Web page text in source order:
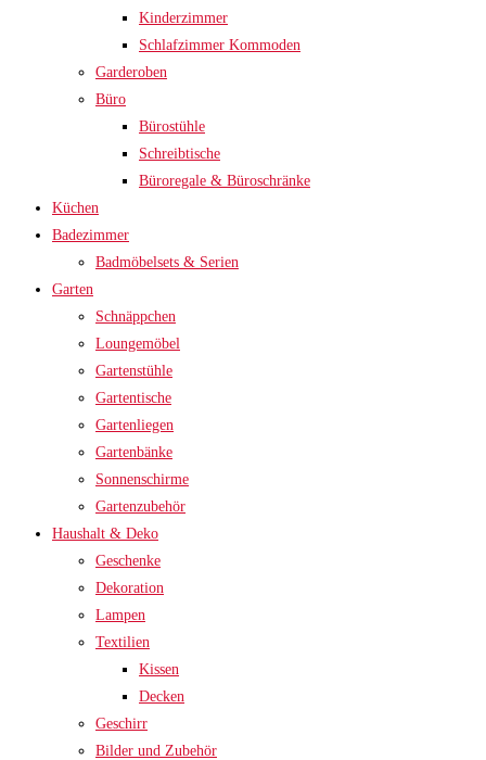
Kinderzimmer
Schlafzimmer Kommoden
Garderoben
Büro
Bürostühle
Schreibtische
Büroregale & Büroschränke
Küchen
Badezimmer
Badmöbelsets & Serien
Garten
Schnäppchen
Loungemöbel
Gartenstühle
Gartentische
Gartenliegen
Gartenbänke
Sonnenschirme
Gartenzubehör
Haushalt & Deko
Geschenke
Dekoration
Lampen
Textilien
Kissen
Decken
Geschirr
Bilder und Zubehör